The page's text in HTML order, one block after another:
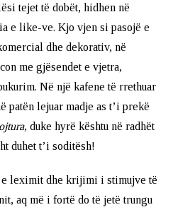
tejet të dobët, hidhen në
e like-ve. Kjo vjen si pasojë e
dhe dekorativ, në
me gjësendet e vjetra,
Në një kafene të rrethuar
patën lejuar madje as t’i prekë
, duke hyrë kështu në radhët
duhet t’i soditësh!
e leximit dhe krijimi i stimujve të
aq më i fortë do të jetë trungu